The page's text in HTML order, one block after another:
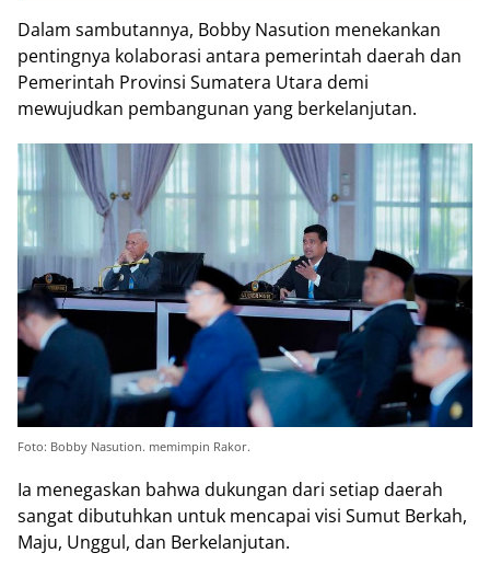
Dalam sambutannya, Bobby Nasution menekankan
pentingnya kolaborasi antara pemerintah daerah dan
Pemerintah Provinsi Sumatera Utara demi
mewujudkan pembangunan yang berkelanjutan.
Foto: Bobby Nasution. memimpin Rakor.
Ia menegaskan bahwa dukungan dari setiap daerah
sangat dibutuhkan untuk mencapai visi Sumut Berkah,
Maju, Unggul, dan Berkelanjutan.